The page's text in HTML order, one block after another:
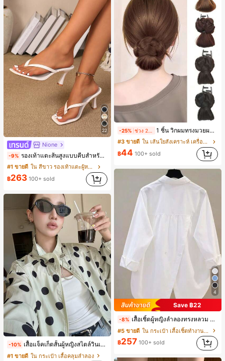
22
Nione
-9% รองเท้าแตะส้นสูงแบบคีบสำหรับผู้หญิง สไตล์คลาสสิก สีบล็อก สไตล์แฟรี่ฤดูร้อน ส้นเข็ม รองเท้าแตะแบบคีบ รองเท้าแตะชายหาดแฟชั่นสายไขว้ รองเท้าผู้หญิง สำหรับออฟฟิศ บ้าน กลางแจ้ง ดีไซน์หัวเหลี่ยม ชิคและหรูหรา สำหรับเดทไนท์
#1 ขายดี
ใน สีขาว รองเท้าแตะผู้หญิง
฿263 100+ sold
-10% เสื้อแจ็คเก็ตสั้นผู้หญิงสไตล์วินเทจ ลายจุดขนาดใหญ่ คอตั้ง เอวเข้ารูป แขนพอง ทรงหลวม แฟชั่นอเนกประสงค์ สำหรับใส่ประจำวันและไปเที่ยวพักผ่อน
#1 ขายดี ใน กระเป๋า เสื้อคลุมลำลอง
-25% 1 ชิ้น วิกผมทรงมวยผมยุ่งเหยิงพร้อมคลิปหนีบผม, คลิปหนีบผมสังเคราะห์ที่ได้รับการอัปเกรดแฟชั่น, วิกผมเส้นใยทนความร้อนสูงที่ออกแบบมาสำหรับผู้หญิง, ใช้งานง่ายโดยไม่ต้องใช้เครื่องมือ, เหมาะสำหรับสไตล์สบายๆ, อุปกรณ์เสริมผมที่สมบูรณ์แบบสำหรับผู้หญิง คลิปหนีบผม คลิปหนีบผมสบายๆ แฟชั่นผม คลิปหนีบผมหรูหรา ฤดูร้อน ชายหาด วันหยุด
#3 ขายดี
ใน เส้นใยสังเคราะห์ เครื่องประดับผมผู้หญิง
฿44 100+ sold
4
Save ฿22
-8% เสื้อเชิ้ตผู้หญิงลำลองทรงหลวม ดีไซน์ผ่าหลัง คอปกพับ แขนยาว ผ้าทอสีพื้น กระเป๋าผ่าหน้าติดกระดุม สไตล์เรียบหรูสำหรับใส่ไปทำงานและใส่ประจำวัน ฤดูใบไม้ผลิ/ใบไม้ร่วง สีขาว ลุคสมาร์ทแคชชวล
#5 ขายดี
ใน กระเป๋า เสื้อเชิ้ตทำงานมีกระเป๋า
฿257 100+ sold